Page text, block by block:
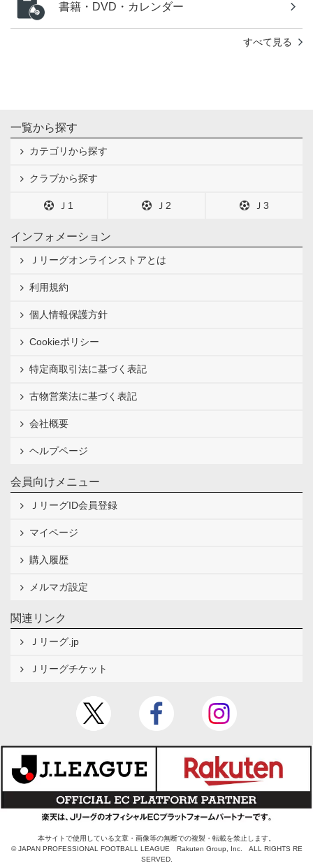
書籍・DVD・カレンダー
すべて見る
一覧から探す
カテゴリから探す
クラブから探す
Ｊ1 Ｊ2 Ｊ3
インフォメーション
Ｊリーグオンラインストアとは
利用規約
個人情報保護方針
Cookieポリシー
特定商取引法に基づく表記
古物営業法に基づく表記
会社概要
ヘルプページ
会員向けメニュー
ＪリーグID会員登録
マイページ
購入履歴
メルマガ設定
関連リンク
Ｊリーグ.jp
Ｊリーグチケット
本サイトで使用している文章・画像等の無断での複製・転載を禁止します。
© JAPAN PROFESSIONAL FOOTBALL LEAGUE Rakuten Group, Inc. ALL RIGHTS RE
SERVED.